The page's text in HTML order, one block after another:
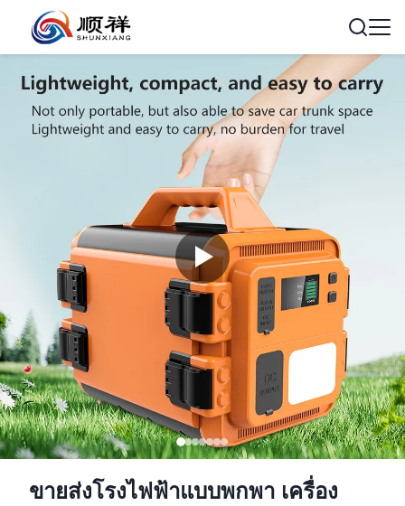
ขายส่งโรงไฟฟ้าแบบพกพา เครื่อง